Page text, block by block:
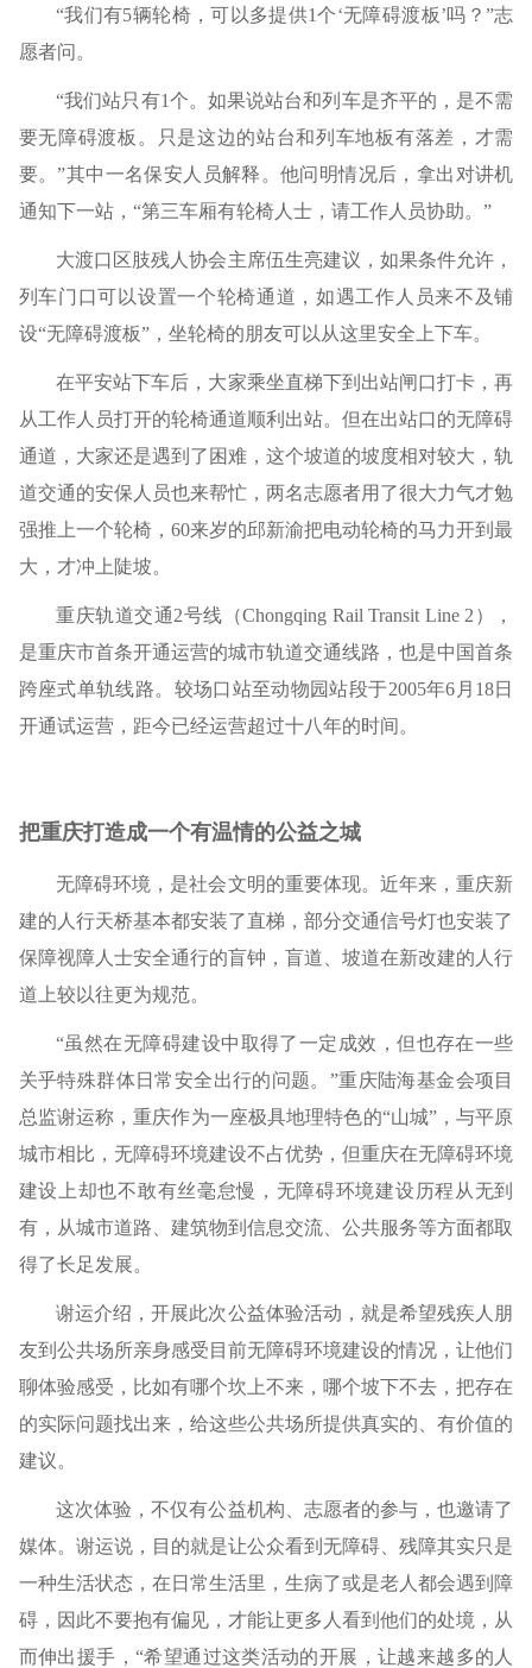
“我们有5辆轮椅，可以多提供1个‘无障碍渡板’吗？”志
愿者问。
“我们站只有1个。如果说站台和列车是齐平的，是不需
要无障碍渡板。只是这边的站台和列车地板有落差，才需
要。”其中一名保安人员解释。他问明情况后，拿出对讲机
通知下一站，“第三车厢有轮椅人士，请工作人员协助。”
大渡口区肢残人协会主席伍生亮建议，如果条件允许，
列车门口可以设置一个轮椅通道，如遇工作人员来不及铺
设“无障碍渡板”，坐轮椅的朋友可以从这里安全上下车。
在平安站下车后，大家乘坐直梯下到出站闸口打卡，再
从工作人员打开的轮椅通道顺利出站。但在出站口的无障碍
通道，大家还是遇到了困难，这个坡道的坡度相对较大，轨
道交通的安保人员也来帮忙，两名志愿者用了很大力气才勉
强推上一个轮椅，60来岁的邱新渝把电动轮椅的马力开到最
大，才冲上陡坡。
重庆轨道交通2号线（Chongqing Rail Transit Line 2），
是重庆市首条开通运营的城市轨道交通线路，也是中国首条
跨座式单轨线路。较场口站至动物园站段于2005年6月18日
开通试运营，距今已经运营超过十八年的时间。
把重庆打造成一个有温情的公益之城
无障碍环境，是社会文明的重要体现。近年来，重庆新
建的人行天桥基本都安装了直梯，部分交通信号灯也安装了
保障视障人士安全通行的盲钟，盲道、坡道在新改建的人行
道上较以往更为规范。
“虽然在无障碍建设中取得了一定成效，但也存在一些
关乎特殊群体日常安全出行的问题。”重庆陆海基金会项目
总监谢运称，重庆作为一座极具地理特色的“山城”，与平原
城市相比，无障碍环境建设不占优势，但重庆在无障碍环境
建设上却也不敢有丝毫怠慢，无障碍环境建设历程从无到
有，从城市道路、建筑物到信息交流、公共服务等方面都取
得了长足发展。
谢运介绍，开展此次公益体验活动，就是希望残疾人朋
友到公共场所亲身感受目前无障碍环境建设的情况，让他们
聊体验感受，比如有哪个坎上不来，哪个坡下不去，把存在
的实际问题找出来，给这些公共场所提供真实的、有价值的
建议。
这次体验，不仅有公益机构、志愿者的参与，也邀请了
媒体。谢运说，目的就是让公众看到无障碍、残障其实只是
一种生活状态，在日常生活里，生病了或是老人都会遇到障
碍，因此不要抱有偏见，才能让更多人看到他们的处境，从
而伸出援手，“希望通过这类活动的开展，让越来越多的人